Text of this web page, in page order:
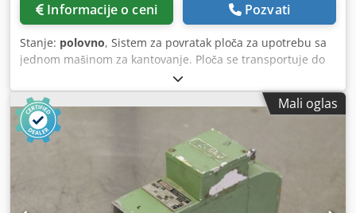
Informacije o ceni Pozvati
Stanje: polovno, Sistem za povratak ploča za upotrebu sa
jednom mašinom za kantovanje. Ploča se transportuje do
operatera pomoću motorizovane trake i roler/stolne trake.
Moeller mini upravljanje. Maksimalne dimenzije ploče
2500 x 1450 mm. Maksimalna visina ploče 60 mm. Radna
brzina 8 - 25 m/min. Radna visina od poda 835 - 960 mm.
Crodpfxjw Ahixo Aizof
Mali oglas